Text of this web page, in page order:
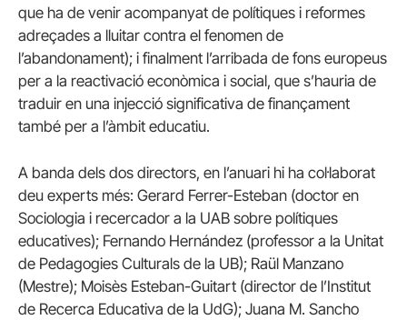
que ha de venir acompanyat de polítiques i reformes
adreçades a lluitar contra el fenomen de
l’abandonament); i finalment l’arribada de fons europeus
per a la reactivació econòmica i social, que s’hauria de
traduir en una injecció significativa de finançament
també per a l’àmbit educatiu.
A banda dels dos directors, en l’anuari hi ha col·laborat
deu experts més: Gerard Ferrer-Esteban (doctor en
Sociologia i recercador a la UAB sobre polítiques
educatives); Fernando Hernández (professor a la Unitat
de Pedagogies Culturals de la UB); Raül Manzano
(Mestre); Moisès Esteban-Guitart (director de l’Institut
de Recerca Educativa de la UdG); Juana M. Sancho